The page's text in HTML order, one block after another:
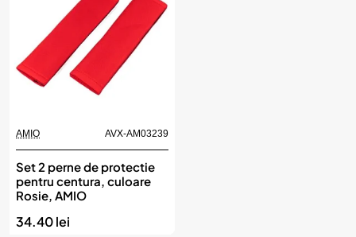
AMIO AVX-AM03239
Set 2 perne de protectie
pentru centura, culoare
Rosie, AMIO
34.40 lei